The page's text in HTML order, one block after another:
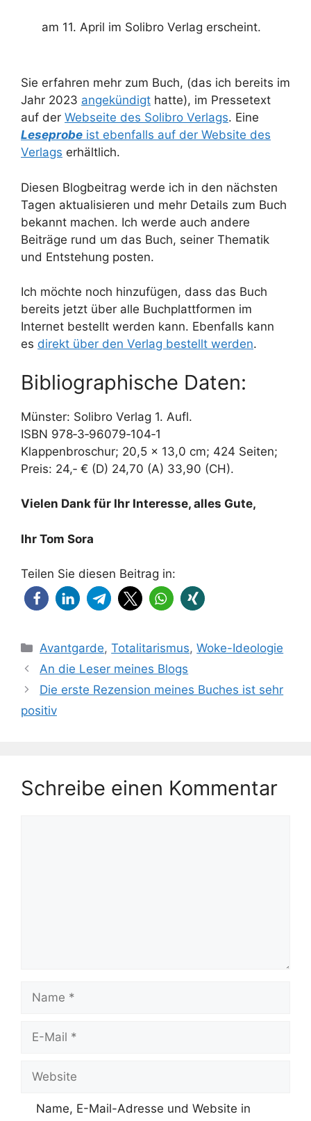
am 11. April im Solibro Verlag erscheint.
Sie erfahren mehr zum Buch, (das ich bereits im
Jahr 2023 angekündigt hatte), im Pressetext
auf der Webseite des Solibro Verlags. Eine
Leseprobe ist ebenfalls auf der Website des
Verlags erhältlich.
Diesen Blogbeitrag werde ich in den nächsten
Tagen aktualisieren und mehr Details zum Buch
bekannt machen. Ich werde auch andere
Beiträge rund um das Buch, seiner Thematik
und Entstehung posten.
Ich möchte noch hinzufügen, dass das Buch
bereits jetzt über alle Buchplattformen im
Internet bestellt werden kann. Ebenfalls kann
es direkt über den Verlag bestellt werden.
Bibliographische Daten:
Münster: Solibro Verlag 1. Aufl.
ISBN 978‐3‐96079‐104‐1
Klappenbroschur; 20,5 x 13,0 cm; 424 Seiten;
Preis: 24,‐ € (D) 24,70 (A) 33,90 (CH).
Vielen Dank für Ihr Interesse, alles Gute,
Ihr Tom Sora
Teilen Sie diesen Beitrag in:
Kategorien
Avantgarde,Totalitarismus,Woke-Ideologie
An die Leser meines Blogs
Die erste Rezension meines Buches ist sehr
positiv
Schreibe einen Kommentar
Name
Website
Name, E-Mail-Adresse und Website in